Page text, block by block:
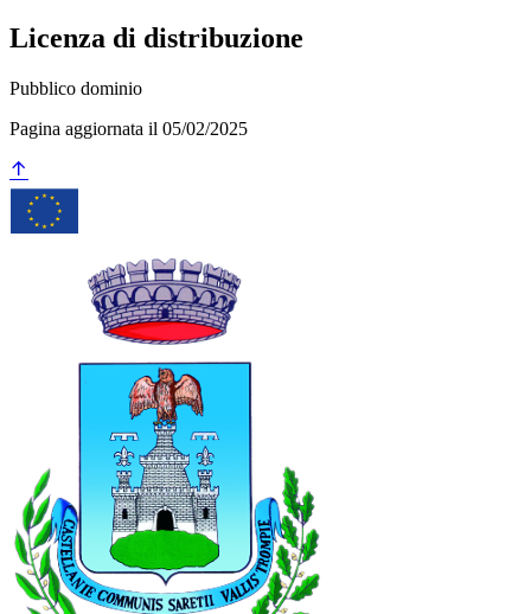
Licenza di distribuzione
Pubblico dominio
Pagina aggiornata il 05/02/2025